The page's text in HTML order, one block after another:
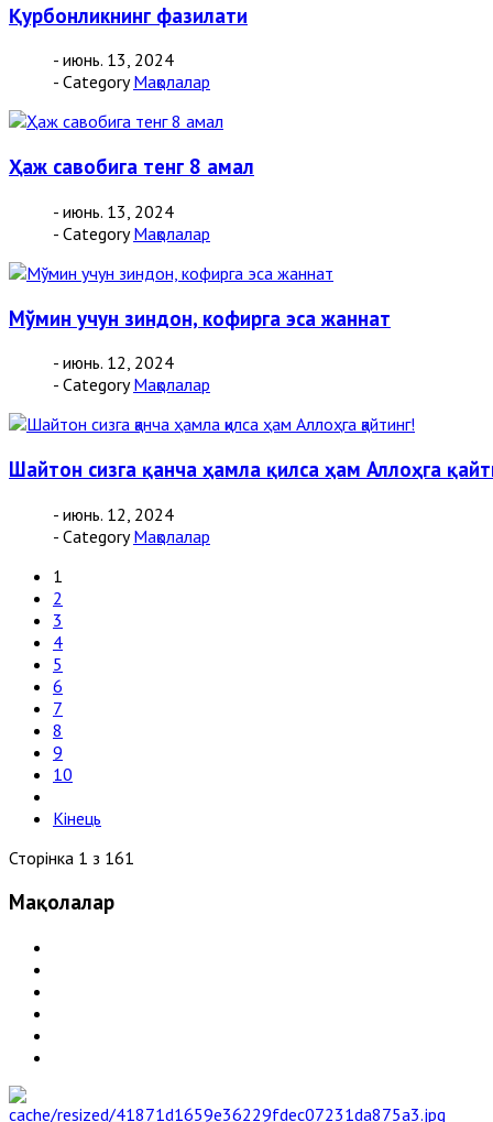
Қурбонликнинг фазилати
- июнь. 13, 2024
- Category Мақолалар
Ҳаж савобига тенг 8 амал
- июнь. 13, 2024
- Category Мақолалар
Мўмин учун зиндон, кофирга эса жаннат
- июнь. 12, 2024
- Category Мақолалар
Шайтон сизга қанча ҳамла қилса ҳам Аллоҳга
- июнь. 12, 2024
- Category Мақолалар
1
2
3
4
5
6
7
8
9
10
Кінець
Сторінка 1 з 161
Мақолалар